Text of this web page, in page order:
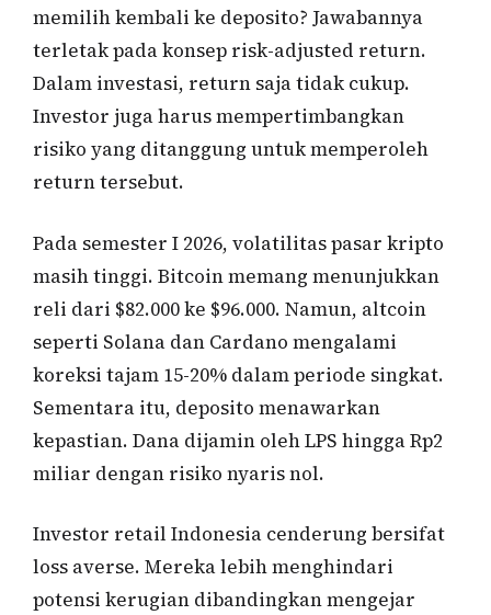
memilih kembali ke deposito? Jawabannya
terletak pada konsep risk-adjusted return.
Dalam investasi, return saja tidak cukup.
Investor juga harus mempertimbangkan
risiko yang ditanggung untuk memperoleh
return tersebut.
Pada semester I 2026, volatilitas pasar kripto
masih tinggi. Bitcoin memang menunjukkan
reli dari $82.000 ke $96.000. Namun, altcoin
seperti Solana dan Cardano mengalami
koreksi tajam 15-20% dalam periode singkat.
Sementara itu, deposito menawarkan
kepastian. Dana dijamin oleh LPS hingga Rp2
miliar dengan risiko nyaris nol.
Investor retail Indonesia cenderung bersifat
loss averse. Mereka lebih menghindari
potensi kerugian dibandingkan mengejar